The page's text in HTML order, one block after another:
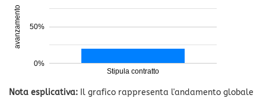
Stipula contratto
0%
50%
avanzamento
Nota esplicativa: Il grafico rappresenta l'andamento globale